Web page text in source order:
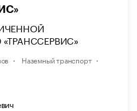
Наземный транспорт